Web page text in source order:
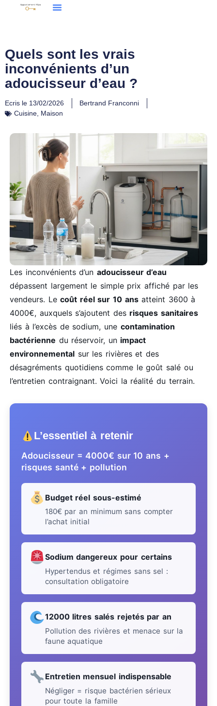
Quels sont les vrais
inconvénients d’un
adoucisseur d’eau ?
Ecris le 13/02/2026
Bertrand Franconni
Cuisine, Maison
Les inconvénients d’un adoucisseur d’eau
dépassent largement le simple prix affiché par les
vendeurs. Lecoût réel sur 10 ansatteint 3600 à
4000€, auxquels s’ajoutent des risques sanitaires
liés à l’excès de sodium, une contamination
bactérienne du réservoir, un impact
environnemental sur les rivières et des
désagréments quotidiens comme le goût salé ou
l’entretien contraignant. Voici la réalité du terrain.
L’essentiel à retenir
Adoucisseur = 4000€ sur 10 ans +
risques santé + pollution
Budget réel sous-estimé
180€ par an minimum sans compter
l’achat initial
Sodium dangereux pour certains
Hypertendus et régimes sans sel :
consultation obligatoire
12000 litres salés rejetés par an
Pollution des rivières et menace sur la
faune aquatique
Entretien mensuel indispensable
Négliger = risque bactérien sérieux
pour toute la famille